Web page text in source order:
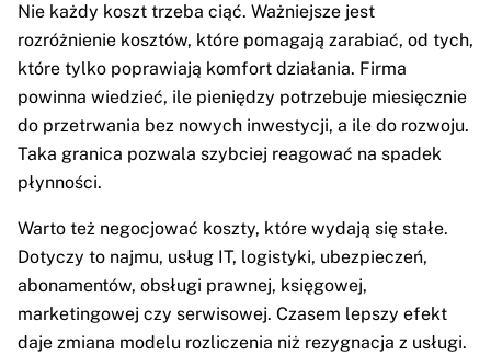
Nie każdy koszt trzeba ciąć. Ważniejsze jest
rozróżnienie kosztów, które pomagają zarabiać, od tych,
które tylko poprawiają komfort działania. Firma
powinna wiedzieć, ile pieniędzy potrzebuje miesięcznie
do przetrwania bez nowych inwestycji, a ile do rozwoju.
Taka granica pozwala szybciej reagować na spadek
płynności.
Warto też negocjować koszty, które wydają się stałe.
Dotyczy to najmu, usług IT, logistyki, ubezpieczeń,
abonamentów, obsługi prawnej, księgowej,
marketingowej czy serwisowej. Czasem lepszy efekt
daje zmiana modelu rozliczenia niż rezygnacja z usługi.